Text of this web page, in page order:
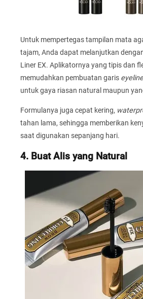
Untuk mempertegas tampilan mata
tajam, Anda dapat melanjutkan
Liner EX. Aplikatornya yang tipis dan
memudahkan pembuatan garis
untuk gaya riasan natural maupun
Formulanya juga cepat kering,
tahan lama, sehingga memberikan
saat digunakan sepanjang hari.
4. Buat Alis yang Natural